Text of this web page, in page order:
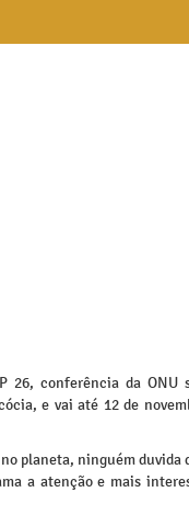
26, conferência da ONU
e vai até 12 de
planeta, ninguém duvida
a atenção e mais